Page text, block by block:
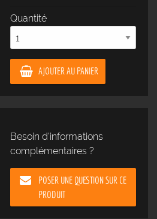
Quantité
AJOUTER AU PANIER
Besoin d'informations
complémentaires ?
POSER UNE QUESTION SUR CE
PRODUIT